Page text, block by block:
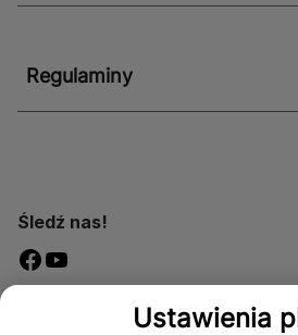
Regulaminy
Śledź nas!
DostępnośćUstawienia